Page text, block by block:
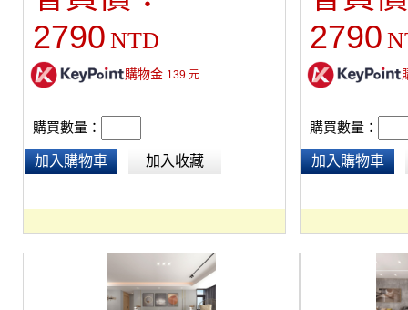
2790 NTD
購物金 139元
購買數量：
加入購物車 加入收藏
2790
購買數量：
加入購物車